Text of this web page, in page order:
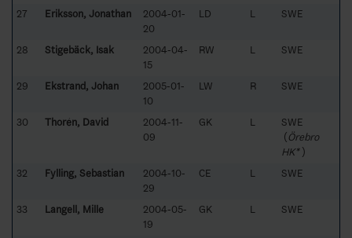
27 Eriksson, Jonathan
2004-01-
20
LD L SWE
28 Stigebäck, Isak
2004-04-
15
RW L SWE
29 Ekstrand, Johan
2005-01-
10
LW R SWE
30 Thorén, David
2004-11-
09
GK L
SWE
(Örebro
HK*)
32
Fylling, Sebastian
2004-10-
29
CE L SWE
33 Langell, Mille
2004-05-
19
GK L SWE